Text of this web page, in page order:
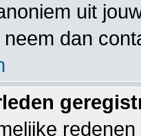
uit
dan